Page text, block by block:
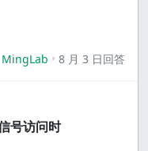
MingLab 8 月 3 日回答
号访问时